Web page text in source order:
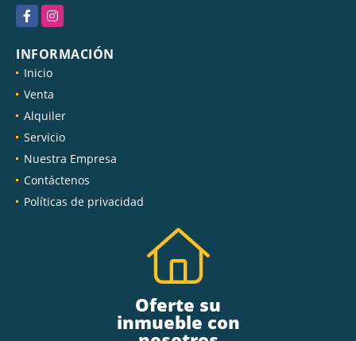
FacebookInstagram
INFORMACIÓN
Inicio
Venta
Alquiler
Servicio
Nuestra Empresa
Contáctenos
Políticas de privacidad
Oferte su
inmueble con